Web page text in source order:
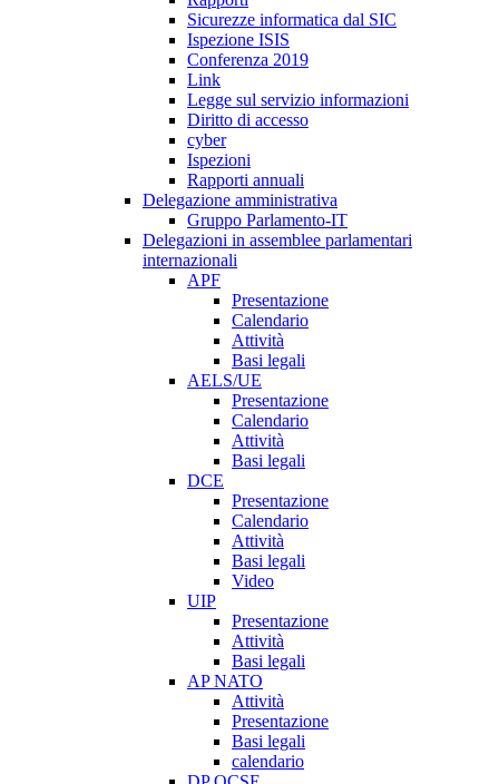
Sicurezze informatica dal SIC
Ispezione ISIS
Conferenza 2019
Link
Legge sul servizio informazioni
Diritto di accesso
cyber
Ispezioni
Rapporti annuali
Delegazione amministrativa
Gruppo Parlamento-IT
Delegazioni in assemblee parlamentari
internazionali
APF
Presentazione
Calendario
Attività
Basi legali
AELS/UE
Presentazione
Calendario
Attività
Basi legali
DCE
Presentazione
Calendario
Attività
Basi legali
Video
UIP
Presentazione
Attività
Basi legali
AP NATO
Attività
Presentazione
Basi legali
calendario